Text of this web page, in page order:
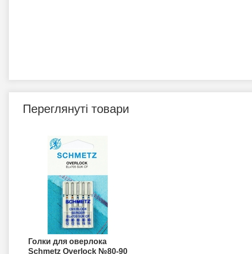
Переглянуті товари
Голки для оверлока
Schmetz Overlock №80-90